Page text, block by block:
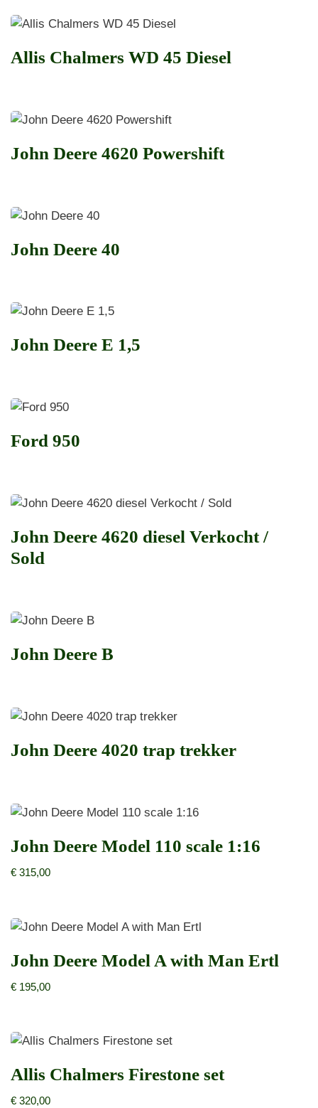
Allis Chalmers WD 45 Diesel
John Deere 4620 Powershift
John Deere 40
John Deere E 1,5
Ford 950
John Deere 4620 diesel Verkocht /
Sold
John Deere B
John Deere 4020 trap trekker
John Deere Model 110 scale 1:16
€ 315,00
John Deere Model A with Man Ertl
€ 195,00
Allis Chalmers Firestone set
€ 320,00